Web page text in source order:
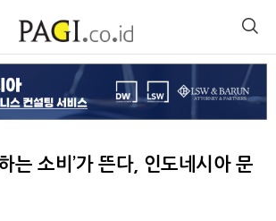
는 소비’가 뜬다, 인도네시아 문